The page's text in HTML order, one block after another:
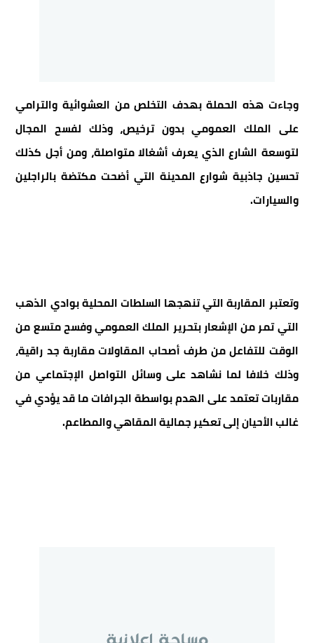
وجاءت هذه الحملة بهدف التخلص من العشوائية والترامي
على الملك العمومي بدون ترخيص، وذلك لفسح المجال
لتوسعة الشارع الذي يعرف أشغالا متواصلة، ومن أجل كذلك
تحسين جاذبية شوارع المدينة التي أضحت مكتضة بالراجلين
والسيارات.
وتعتبر المقاربة التي تنهجها السلطات المحلية بوادي الذهب
التي تمر من الإشعار بتحرير الملك العمومي وفسح متسع من
الوقت للتفاعل من طرف أصحاب المقاولات مقاربة جد راقية،
وذلك خلافا لما نشاهد على وسائل التواصل الإجتماعي من
مقاربات تعتمد على الهدم بواسطة الجرافات ما قد يؤدي في
غالب الأحيان إلى تعكير جمالية المقاهي والمطاعم.